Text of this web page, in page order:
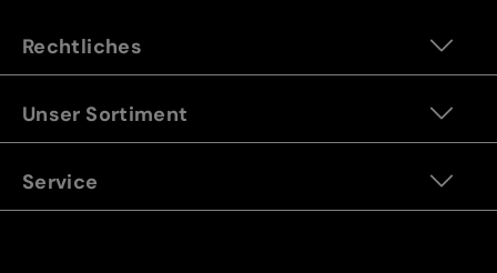
Rechtliches
Unser Sortiment
Service